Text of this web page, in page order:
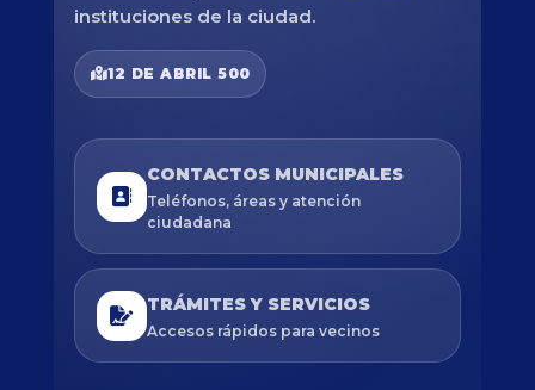
instituciones de la ciudad.
12 DE ABRIL 500
CONTACTOS MUNICIPALES
Teléfonos, áreas y atención
ciudadana
TRÁMITES Y SERVICIOS
Accesos rápidos para vecinos